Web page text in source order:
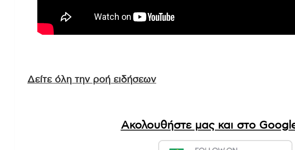
Δείτε όλη την ροή ειδήσεων
Ακολουθήστε μας και στο